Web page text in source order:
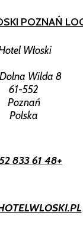
Włoski,
Wilda 8,
61-552
Poznań
Polska
+48 61 833 52 62